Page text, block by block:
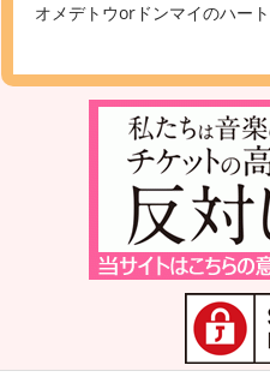
オメデトウorドンマイのハー